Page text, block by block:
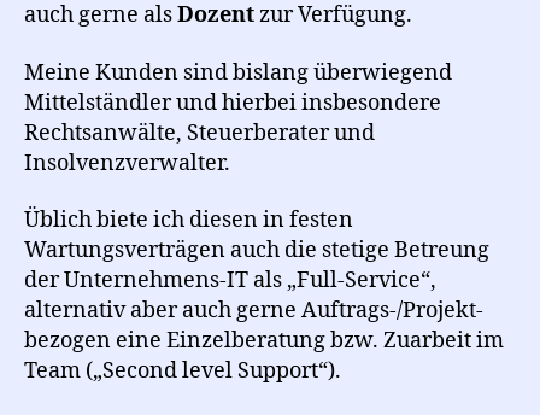
auch gerne alsDozentzur Verfügung.
Meine Kunden sind bislang überwiegend
Mittelständler und hierbei insbesondere
Rechtsanwälte, Steuerberater und
Insolvenzverwalter.
Üblich biete ich diesen in festen
Wartungsverträgen auch die stetige Betreung
der Unternehmens-IT als „Full-Service“,
alternativ aber auch gerne Auftrags-/Projekt-
bezogen eine Einzelberatung bzw. Zuarbeit im
Team („Second level Support“).